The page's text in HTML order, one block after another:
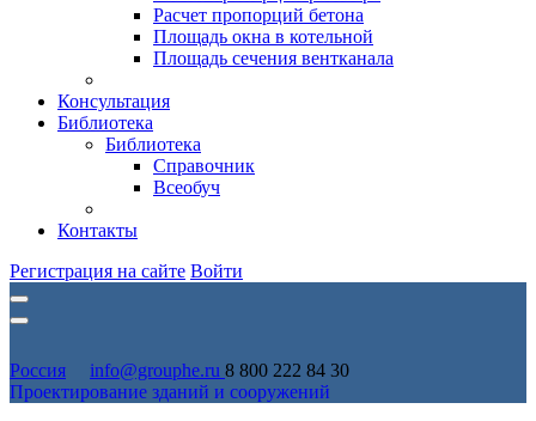
Расчет пропорций бетона
Площадь окна в котельной
Площадь сечения вентканала
Консультация
Библиотека
Библиотека
Справочник
Всеобуч
Контакты
Регистрация на сайте Войти
Россия info@grouphe.ru 8 800 222 84 30
Проектирование зданий и сооружений